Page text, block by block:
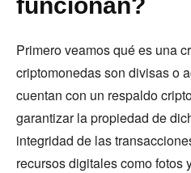
Primero veamos qué es una
criptomonedas son divisas o
cuentan con un respaldo
garantizar la propiedad de
integridad de las
recursos digitales como fotos